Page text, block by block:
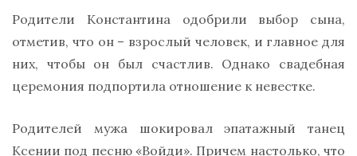
Родители Константина одобрили выбор сына,
отметив, что он – взрослый человек, и главное для
них, чтобы он был счастлив. Однако свадебная
церемония подпортила отношение к невестке.
Родителей мужа шокировал эпатажный танец
Ксении под песню «Войди». Причем настолько, что